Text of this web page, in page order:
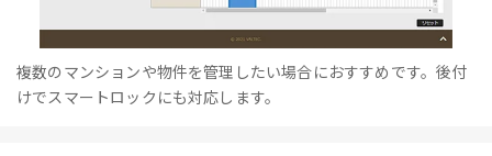
複数のマンションや物件を管理したい場合におすすめです。後付
けでスマートロックにも対応します。